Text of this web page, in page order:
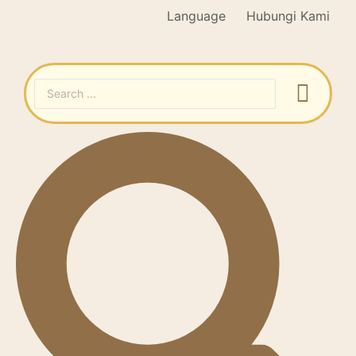
Language Hubungi Kami